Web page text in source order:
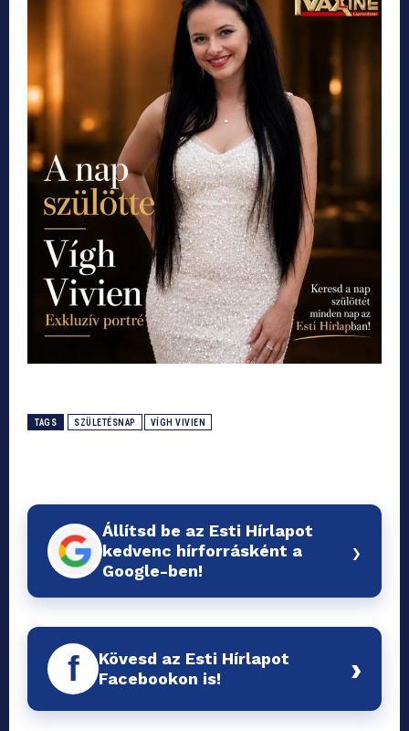
TAGS SZÜLETÉSNAP VÍGH VIVIEN
Állítsd be az Esti Hírlapot
kedvenc hírforrásként a
Google-ben!
›
f
Kövesd az Esti Hírlapot
Facebookon is!
›